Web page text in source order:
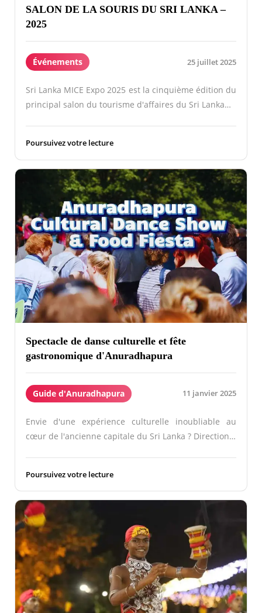
SALON DE LA SOURIS DU SRI LANKA –
2025
Événements 25 juillet 2025
Sri Lanka MICE Expo 2025 est la cinquième édition du
principal salon du tourisme d'affaires du Sri Lanka…
Poursuivez votre lecture
Spectacle de danse culturelle et fête
gastronomique d'Anuradhapura
Guide d'Anuradhapura 11 janvier 2025
Envie d'une expérience culturelle inoubliable au
cœur de l'ancienne capitale du Sri Lanka ? Direction…
Poursuivez votre lecture